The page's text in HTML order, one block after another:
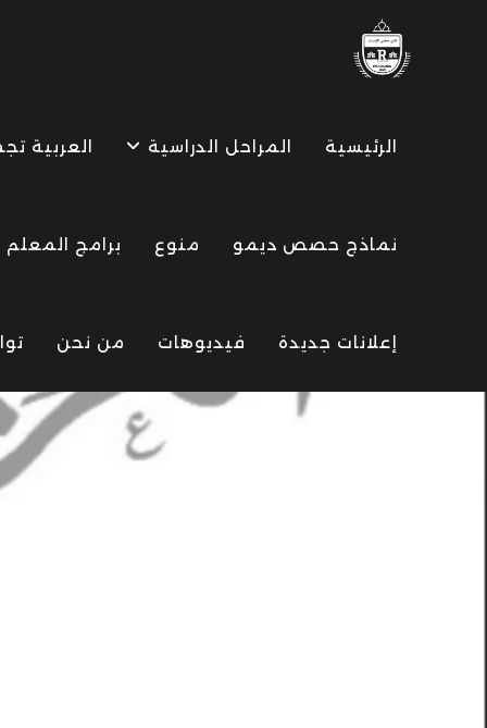
الرئيسية المراحل الدراسية العربية
نماذج حصص ديمو منوع برامج المعلم
إعلانات جديدة فيديوهات من نحن